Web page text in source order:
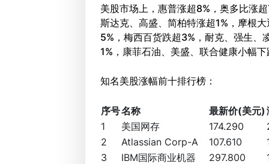
美股市场上，惠普涨超8%，奥多比涨
斯达克、高盛、简柏特涨超1%，摩根
5%，梅西百货跌超3%，耐克、强生、
1%，康菲石油、美盛、联合健康小幅
知名美股涨幅前十排行榜：
序号名称 最新价(美元)
1
美国网存 174.290
2
Atlassian Corp-A 107.610
3
IBM国际商业机器 297.800